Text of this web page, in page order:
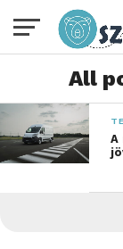
All
A